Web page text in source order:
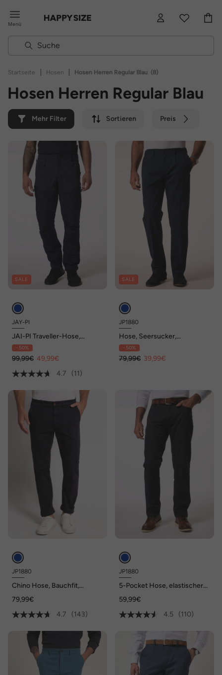
Menü
Startseite | Hosen | Hosen Herren Regular Blau (8)
Hosen Herren Regular Blau
Mehr Filter Sortieren Preis
SALE
JAY-PI
JAI-PI Traveller-Hose,
wasserabweisend, Regular
Fit, bis Gr. 70
- 50%
99,99€ 49,99€
4.7
(11)
SALE
JP1880
Hose, Seersucker,
Elastikbund, Regular Fit, bis
Gr. 72
- 50%
79,99€ 39,99€
JP1880
Chino Hose, Bauchfit,
79,99€
4.7
(143)
JP1880
5-Pocket Hose, elastischer
59,99€
4.5
(110)